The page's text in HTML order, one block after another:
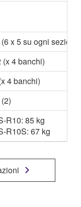
x 5 su ogni
(x 4 banchi)
4 banchi)
R10: 85 kg
R10S: 67 kg